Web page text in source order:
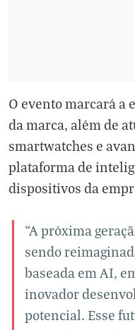
O evento marcará a
da marca, além de
smartwatches e
plataforma de
dispositivos da
“A próxima
sendo
baseada em AI,
inovador
potencial. Esse